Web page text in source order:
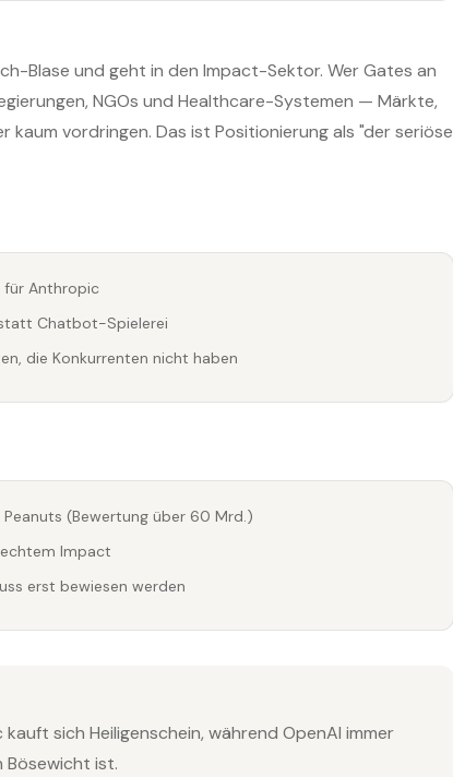
Blase und geht in den Impact-Sektor. Wer Gates an
NGOs und Healthcare-Systemen — Märkte,
kaum vordringen. Das ist Positionierung als "der seriöse
für Anthropic
Chatbot-Spielerei
die Konkurrenten nicht haben
(Bewertung über 60 Mrd.)
Impact
erst bewiesen werden
sich Heiligenschein, während OpenAI immer
Bösewicht ist.